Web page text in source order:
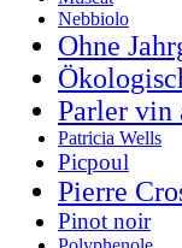
Nebbiolo
Ohne
Parler vin
Patricia Wells
Picpoul
Pierre
Pinot noir